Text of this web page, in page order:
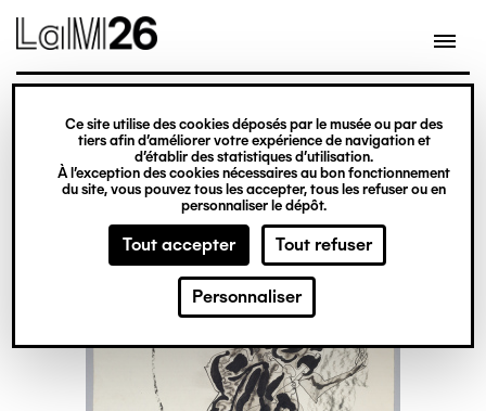
Gestion des cookies
Ce site utilise des cookies déposés par le musée ou par des
tiers afin d’améliorer votre expérience de navigation et
d’établir des statistiques d’utilisation.
À l’exception des cookies nécessaires au bon fonctionnement
du site, vous pouvez tous les accepter, tous les refuser ou en
personnaliser le dépôt.
Tout accepter Tout refuser
Personnaliser
contenu